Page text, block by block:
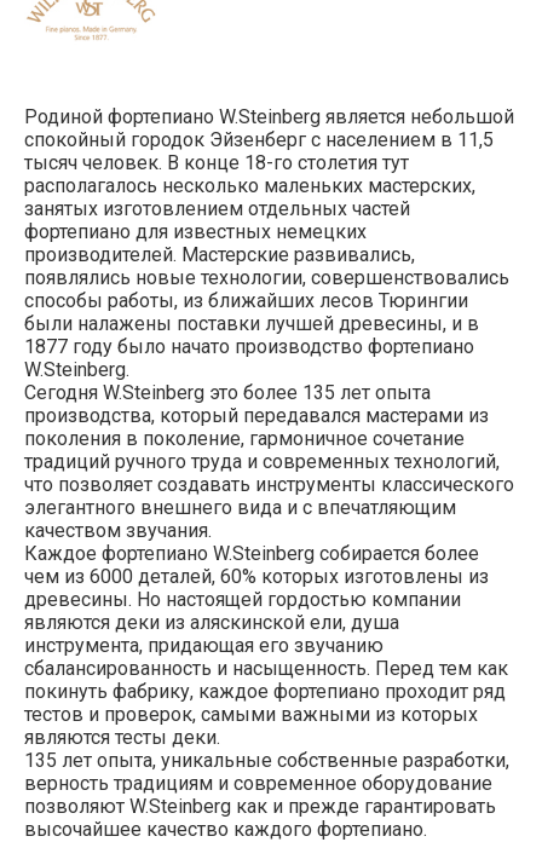
Родиной фортепиано W.Steinberg является небольшой
спокойный городок Эйзенберг с населением в 11,5
тысяч человек. В конце 18-го столетия тут
располагалось несколько маленьких мастерских,
занятых изготовлением отдельных частей
фортепиано для известных немецких
производителей. Мастерские развивались,
появлялись новые технологии, совершенствовались
способы работы, из ближайших лесов Тюрингии
были налажены поставки лучшей древесины, и в
1877 году было начато производство фортепиано
W.Steinberg.
Сегодня W.Steinberg это более 135 лет опыта
производства, который передавался мастерами из
поколения в поколение, гармоничное сочетание
традиций ручного труда и современных технологий,
что позволяет создавать инструменты классического
элегантного внешнего вида и с впечатляющим
качеством звучания.
Каждое фортепиано W.Steinberg собирается более
чем из 6000 деталей, 60% которых изготовлены из
древесины. Но настоящей гордостью компании
являются деки из аляскинской ели, душа
инструмента, придающая его звучанию
сбалансированность и насыщенность. Перед тем как
покинуть фабрику, каждое фортепиано проходит ряд
тестов и проверок, самыми важными из которых
являются тесты деки.
135 лет опыта, уникальные собственные разработки,
верность традициям и современное оборудование
позволяют W.Steinberg как и прежде гарантировать
высочайшее качество каждого фортепиано.